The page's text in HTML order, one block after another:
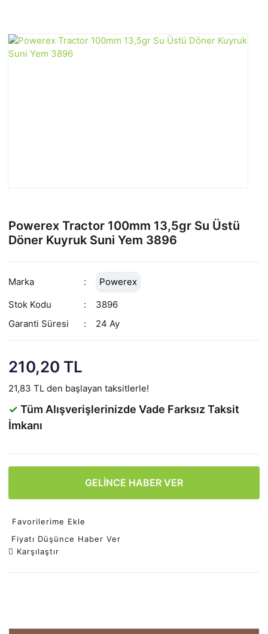
Powerex Tractor 100mm 13,5gr Su Üstü
Döner Kuyruk Suni Yem 3896
Marka
Powerex
Stok Kodu
3896
Garanti Süresi
24 Ay
210,20 TL
21,83 TL den başlayan taksitlerle!
✓ Tüm Alışverişlerinizde Vade Farksız Taksit
İmkanı
GELİNCE HABER VER
Favorilerime Ekle
Fiyatı Düşünce Haber Ver
Karşılaştır